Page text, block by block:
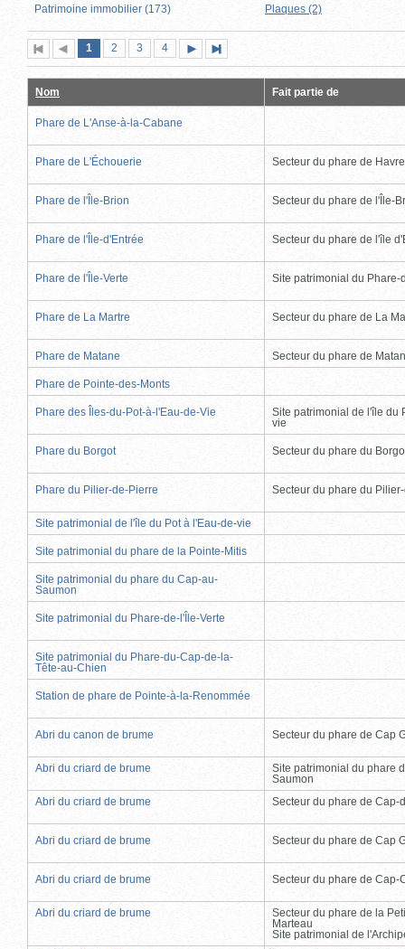
Patrimoine immobilier (173) Plaques (2)
Première
page
Page
précédente
Page
1 (page
actuelle)
Page
2 Page
3 Page
4
suivante
page
Nom Fait partie de
Phare de L'Anse-à-la-Cabane
Phare de L'Échouerie Secteur du phare de
Phare de l'Île-Brion Secteur du phare de l'Île-
Phare de l'Île-d'Entrée Secteur du phare de l'île
Phare de l'Île-Verte Site patrimonial du Phare-
Phare de La Martre Secteur du phare de La
Phare de Matane Secteur du phare de
Phare de Pointe-des-Monts
Phare des Îles-du-Pot-à-l'Eau-de-Vie
Site patrimonial de l'île du
vie
Phare du Borgot Secteur du phare du
Phare du Pilier-de-Pierre Secteur du phare du
Site patrimonial de l'île du Pot à l'Eau-de-vie
Site patrimonial du phare de la Pointe-Mitis
Site patrimonial du phare du Cap-au-
Saumon
Site patrimonial du Phare-de-l'Île-Verte
Site patrimonial du Phare-du-Cap-de-la-
Tête-au-Chien
Station de phare de Pointe-à-la-Renommée
Abri du canon de brume Secteur du phare de Cap
Abri du criard de brume
Site patrimonial du phare
Saumon
Abri du criard de brume
Secteur du phare de Cap-
Abri du criard de brume Secteur du phare de Cap
Abri du criard de brume Secteur du phare de Cap-
Abri du criard de brume
Secteur du phare de la
Marteau
Site patrimonial de